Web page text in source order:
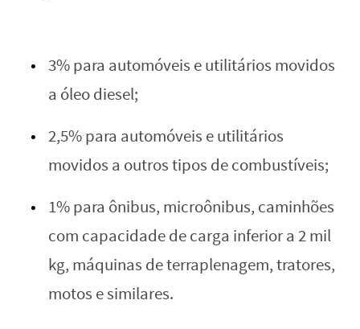
3% para automóveis e utilitários movidos
a óleo diesel;
2,5% para automóveis e utilitários
movidos a outros tipos de combustíveis;
1% para ônibus, microônibus, caminhões
com capacidade de carga inferior a 2 mil
kg, máquinas de terraplenagem, tratores,
motos e similares.